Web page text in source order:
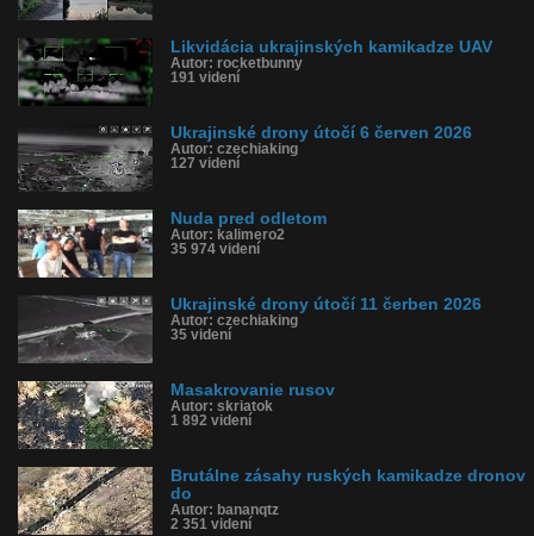
Likvidácia ukrajinských kamikadze UAV
Autor: rocketbunny
191 videní
Ukrajinské drony útočí 6 červen 2026
Autor: czechiaking
127 videní
Nuda pred odletom
Autor: kalimero2
35 974 videní
Ukrajinské drony útočí 11 čerben 2026
Autor: czechiaking
35 videní
Masakrovanie rusov
Autor: skriatok
1 892 videní
Brutálne zásahy ruských kamikadze dronov
do
Autor: bananqtz
2 351 videní